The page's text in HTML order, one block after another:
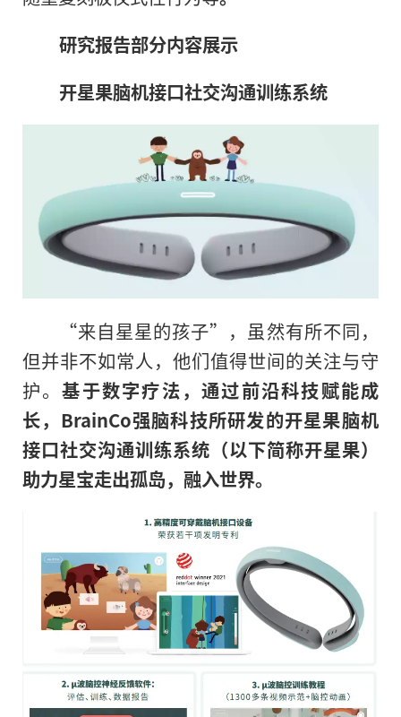
研究报告部分内容展示
开星果脑机接口社交沟通训练系统
“来自星星的孩子”，虽然有所不同，
但并非不如常人，他们值得世间的关注与守
护。基于数字疗法，通过前沿科技赋能成
长，BrainCo强脑科技所研发的开星果脑机
接口社交沟通训练系统（以下简称开星果）
助力星宝走出孤岛，融入世界。